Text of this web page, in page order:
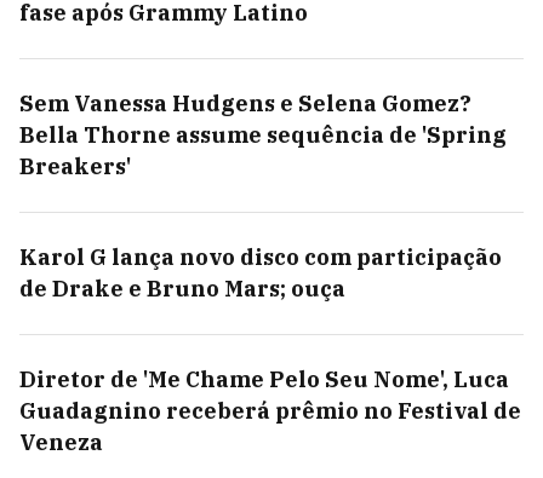
fase após Grammy Latino
Sem Vanessa Hudgens e Selena Gomez?
Bella Thorne assume sequência de 'Spring
Breakers'
Karol G lança novo disco com participação
de Drake e Bruno Mars; ouça
Diretor de 'Me Chame Pelo Seu Nome', Luca
Guadagnino receberá prêmio no Festival de
Veneza